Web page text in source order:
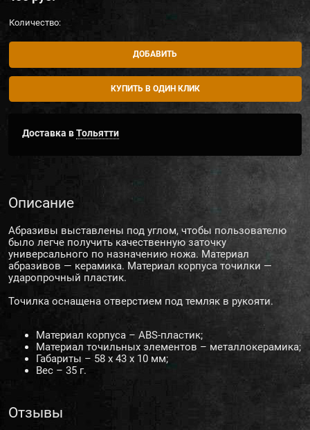
Количество:
ДОБАВИТЬ
КУПИТЬ В ОДИН КЛИК
Доставка вТольятти
Описание
Абразивы выставлены под углом, чтобы пользователю
было легче получить качественную заточку
универсального по назначению ножа. Материал
абразивов — керамика. Материал корпуса точилки —
ударопрочный пластик.
Точилка оснащена отверстием под темляк в рукояти.
Материал корпуса – ABS-пластик;
Материал точильных элементов – металлокерамика;
Габариты – 58 х 43 х 10 мм;
Вес – 35 г.
Отзывы